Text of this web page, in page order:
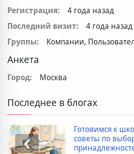
Регистрация:
4 года назад
Последний визит:
4 года назад
Группы:
Компании,
Анкета
Город: Москва
Последнее в блогах
Готовимся к
советы по